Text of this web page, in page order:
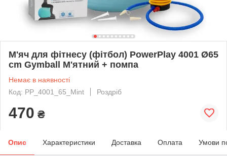
М'яч для фітнесу (фітбол) PowerPlay 4001 Ø65
cm Gymball М'ятний + помпа
Немає в наявності
Код: PP_4001_65_Mint
Роздріб
470 ₴
Опис Характеристики Доставка Оплата Умови